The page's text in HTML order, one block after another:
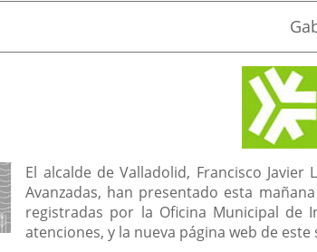
la
El alcalde de Valladolid, Francisco
Avanzadas, han presentado esta
registradas por la Oficina Municipal de
atenciones, y la nueva página web de